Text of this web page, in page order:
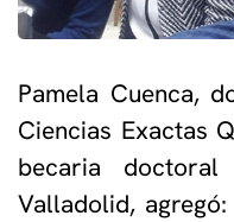
Pamela Cuenca,
Ciencias Exactas
becaria
Valladolid, agregó: